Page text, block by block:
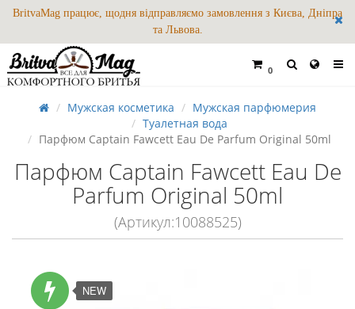
BritvaMag працює, щодня відправляємо замовлення з Києва, Дніпра
та Львова.
0
Мужская косметика
Мужская парфюмерия
Туалетная вода
Парфюм Captain Fawcett Eau De Parfum Original 50ml
Парфюм Captain Fawcett Eau De
Parfum Original 50ml
(Артикул:10088525)
NEW